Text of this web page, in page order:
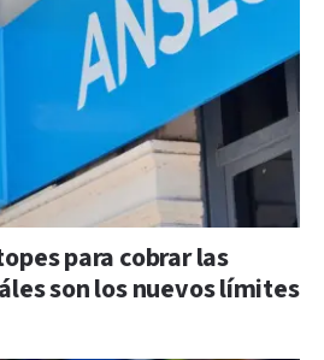
para cobrar las
son los nuevos límites